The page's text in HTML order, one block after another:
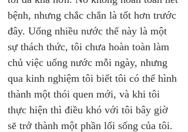
bệnh, nhưng chắc chắn là tốt hơn trước
đây. Uống nhiều nước thế này là một
sự thách thức, tôi chưa hoàn toàn làm
chủ việc uống nước mỗi ngày, nhưng
qua kinh nghiệm tôi biết tôi có thể hình
thành một thói quen mới, và khi tôi
thực hiện thì điều khó với tôi bây giờ
sẽ trở thành một phần lối sống của tôi.